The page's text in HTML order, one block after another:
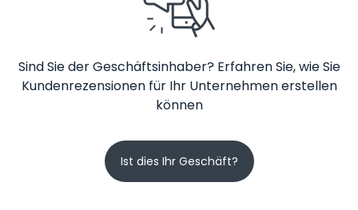
Sind Sie der Geschäftsinhaber? Erfahren Sie, wie Sie
Kundenrezensionen für Ihr Unternehmen erstellen
können
Ist dies Ihr Geschäft?